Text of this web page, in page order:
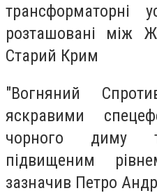
трансформаторні
розташовані між
Старий Крим
"Вогняний
яскравими
чорного диму
підвищеним
зазначив Петро